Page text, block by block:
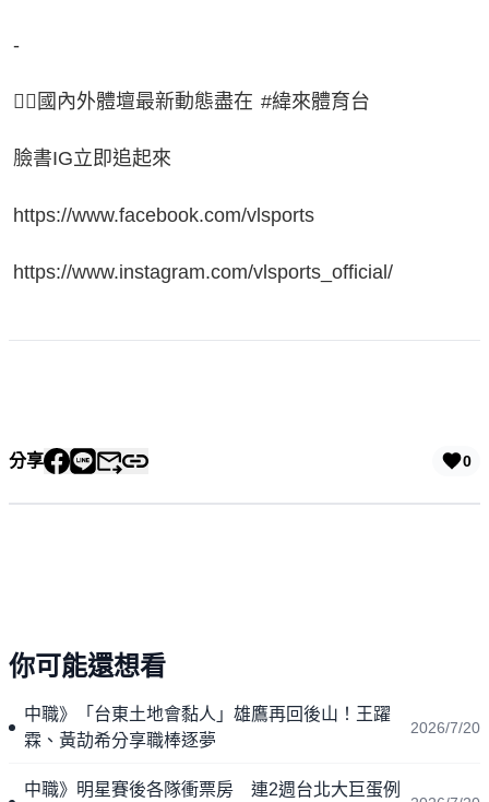
-
👉🏻國內外體壇最新動態盡在 #緯來體育台
臉書IG立即追起來
https://www.facebook.com/vlsports
https://www.instagram.com/vlsports_official/
分享 0
你可能還想看
中職》「台東土地會黏人」雄鷹再回後山！王躍
霖、黃劼希分享職棒逐夢
2026/7/20
中職》明星賽後各隊衝票房 連2週台北大巨蛋例